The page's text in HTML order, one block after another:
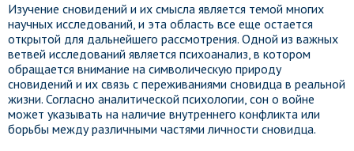
Изучение сновидений и их смысла является темой многих
научных исследований, и эта область все еще остается
открытой для дальнейшего рассмотрения. Одной из важных
ветвей исследований является психоанализ, в котором
обращается внимание на символическую природу
сновидений и их связь с переживаниями сновидца в реальной
жизни. Согласно аналитической психологии, сон о войне
может указывать на наличие внутреннего конфликта или
борьбы между различными частями личности сновидца.